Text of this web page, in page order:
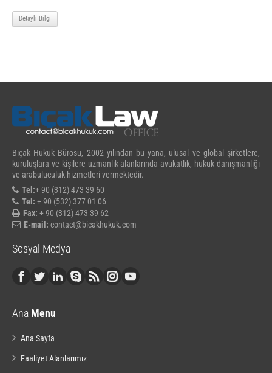
Detaylı Bilgi
Bıçak Hukuk Bürosu, 2002 yılından bu yana, ulusal ve global şirketlere,
kuruluşlara ve kişilere uzmanlık alanlarında avukatlık, hukuk danışmanlığı
ve arabuluculuk hizmetleri vermektedir.
Tel:+ 90 (312) 473 39 60
Tel: + 90 (532) 377 01 06
Fax: + 90 (312) 473 39 62
E-mail: contact@bicakhukuk.com
Sosyal Medya
Ana Menu
Ana Sayfa
Faaliyet Alanlarımız